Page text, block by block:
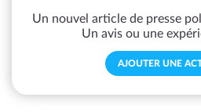
Un nouvel article de presse
Un avis ou une
AJOUTER UNE